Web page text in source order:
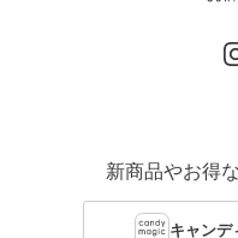
新商品やお得
キャンデ